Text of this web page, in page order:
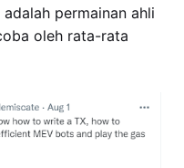
permainan ahli
oleh rata-rata